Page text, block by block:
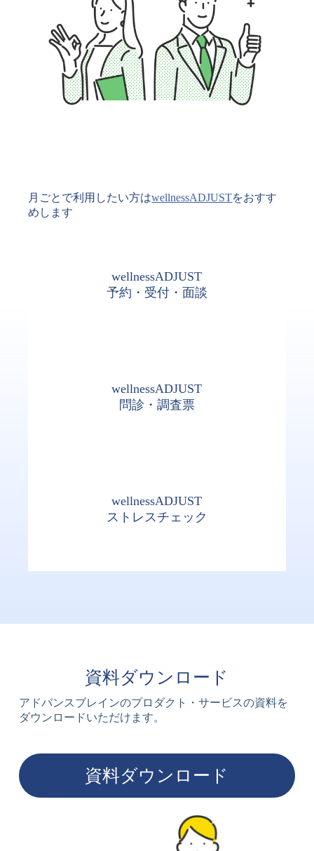
月ごとで利用したい方はwellnessADJUSTをおすす
めします
wellnessADJUST
予約・受付・面談
wellnessADJUST
問診・調査票
wellnessADJUST
ストレスチェック
資料ダウンロード
アドバンスブレインのプロダクト・サービスの資料を
ダウンロードいただけます。
資料ダウンロード